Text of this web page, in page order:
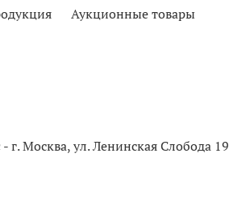
Аукционные товары
- г. Москва, ул. Ленинская Слобода 19